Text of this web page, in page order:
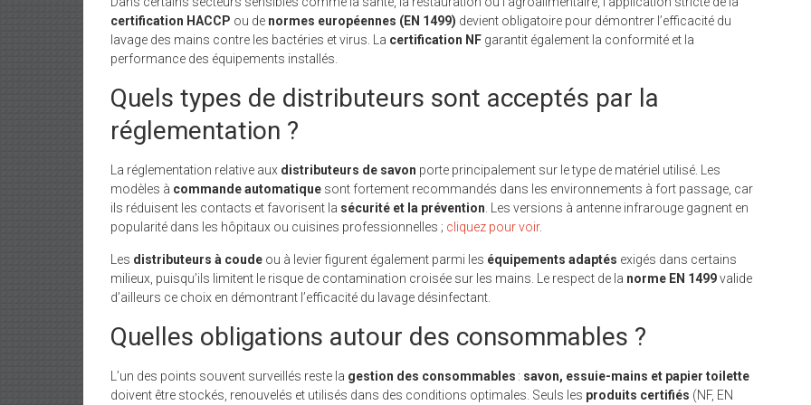
certification HACCP ou de normes européennes (EN 1499) devient obligatoire pour démontrer l’efficacité du
lavage des mains contre les bactéries et virus. La certification NF garantit également la conformité et la
performance des équipements installés.
Quels types de distributeurs sont acceptés par la
réglementation ?
La réglementation relative aux distributeurs de savon porte principalement sur le type de matériel utilisé. Les
modèles à commande automatique sont fortement recommandés dans les environnements à fort passage, car
ils réduisent les contacts et favorisent la sécurité et la prévention . Les versions à antenne infrarouge gagnent en
popularité dans les hôpitaux ou cuisines professionnelles ; cliquez pour voir.
Les distributeurs à coude ou à levier figurent également parmi les équipements adaptés exigés dans certains
milieux, puisqu’ils limitent le risque de contamination croisée sur les mains. Le respect de la norme EN 1499valide
d’ailleurs ce choix en démontrant l’efficacité du lavage désinfectant.
Quelles obligations autour des consommables ?
L’un des points souvent surveillés reste la gestion des consommables : savon, essuie-mains et papier toilette
doivent être stockés, renouvelés et utilisés dans des conditions optimales. Seuls les produits certifiés (NF, EN